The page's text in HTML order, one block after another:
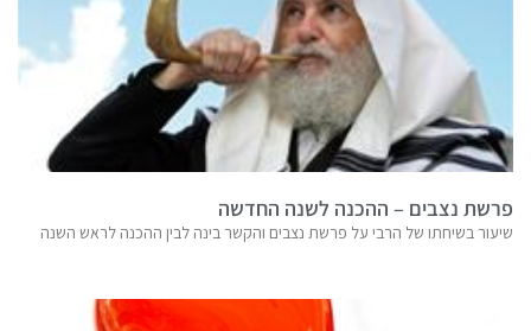
פרשת נצבים – ההכנה לשנה החדשה
שיעור בשיחתו של הרבי על פרשת נצבים והקשר בינה לבין ההכנה לראש השנה